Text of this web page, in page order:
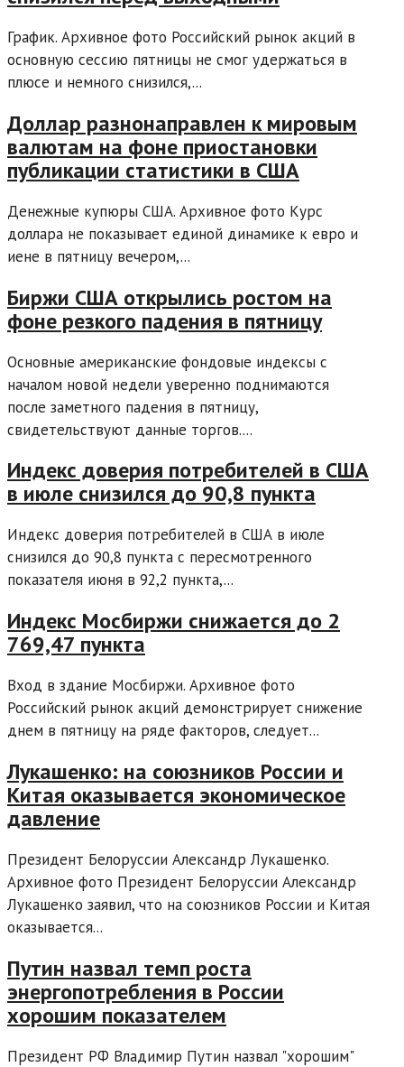
График. Архивное фото Российский рынок акций в
основную сессию пятницы не смог удержаться в
плюсе и немного снизился,...
Доллар разнонаправлен к мировым
валютам на фоне приостановки
публикации статистики в США
Денежные купюры США. Архивное фото Курс
доллара не показывает единой динамике к евро и
иене в пятницу вечером,...
Биржи США открылись ростом на
фоне резкого падения в пятницу
Основные американские фондовые индексы с
началом новой недели уверенно поднимаются
после заметного падения в пятницу,
свидетельствуют данные торгов....
Индекс доверия потребителей в США
в июле снизился до 90,8 пункта
Индекс доверия потребителей в США в июле
снизился до 90,8 пункта с пересмотренного
показателя июня в 92,2 пункта,...
Индекс Мосбиржи снижается до 2
769,47 пункта
Вход в здание Мосбиржи. Архивное фото
Российский рынок акций демонстрирует снижение
днем в пятницу на ряде факторов, следует...
Лукашенко: на союзников России и
Китая оказывается экономическое
давление
Президент Белоруссии Александр Лукашенко.
Архивное фото Президент Белоруссии Александр
Лукашенко заявил, что на союзников России и Китая
оказывается...
Путин назвал темп роста
энергопотребления в России
хорошим показателем
Президент РФ Владимир Путин назвал "хорошим"